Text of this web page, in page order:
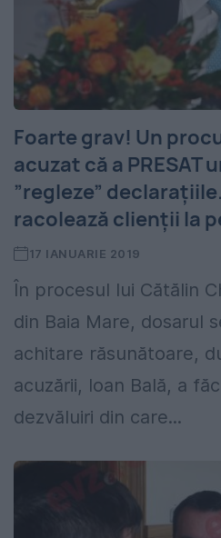
Foarte grav! Un
acuzat că a PRESAT
”regleze”
racolează clienții la
17 IANUARIE 2019
În procesul lui Cătălin
din Baia Mare, dosarul
achitare răsunătoare,
acuzării, Ioan Bală, a
dezvăluiri din care...